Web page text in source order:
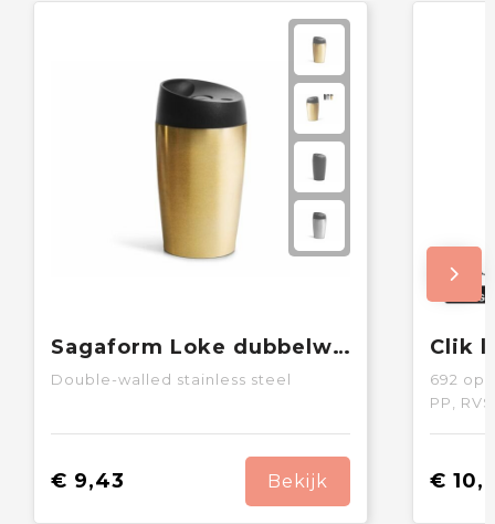
Sagaform Loke dubbelwandige mok 240ml
Double-walled stainless steel
€ 9,43 Bekijk
692 op
PP, RVS
€